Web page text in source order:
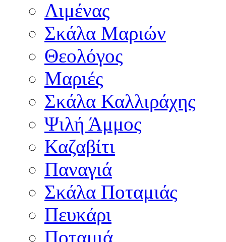
Λιμένας
Σκάλα Μαριών
Θεολόγος
Μαριές
Σκάλα Καλλιράχης
Ψιλή Άμμος
Καζαβίτι
Παναγιά
Σκάλα Ποταμιάς
Πευκάρι
Ποταμιά